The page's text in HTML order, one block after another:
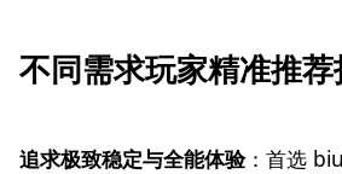
不同需求玩家精准推
追求极致稳定与全能体验：首选